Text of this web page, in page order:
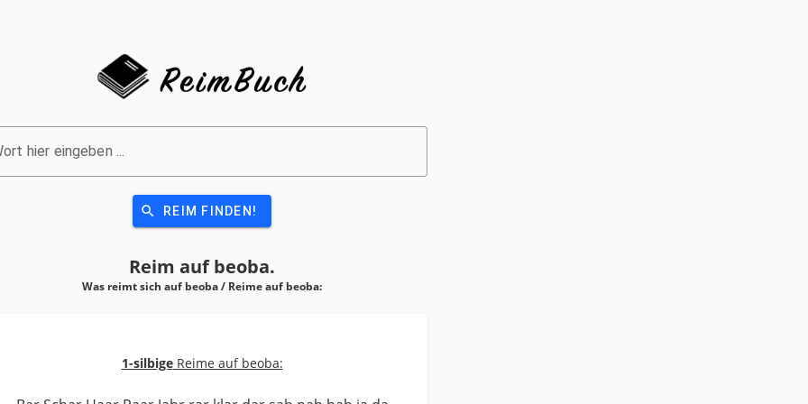
hier eingeben ...
search REIM FINDEN!
Reim aufbeoba.
Was reimt sich auf beoba / Reime auf beoba:
1-silbigeReime auf beoba: